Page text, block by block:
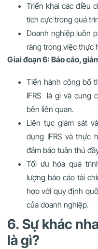
Triển khai các điều
tích cực trong quá
Doanh nghiệp luôn
ràng trong việc thực
Giai đoạn 6: Báo cáo,
Tiến hành công bố
IFRS là gì và cung
bên liên quan.
Liên tục giám sát
dụng IFRS và thực
đảm bảo tuân thủ
Tối ưu hóa quá
lượng báo cáo tài
hợp với quy định
của doanh nghiệp.
6. Sự khác
là gì?